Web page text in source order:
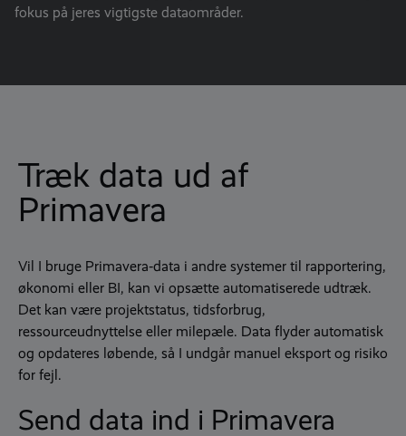
fokus på jeres vigtigste dataområder.
Træk data ud af
Primavera
Vil I bruge Primavera‑data i andre systemer til rapportering,
økonomi eller BI, kan vi opsætte automatiserede udtræk.
Det kan være projektstatus, tidsforbrug,
ressourceudnyttelse eller milepæle. Data flyder automatisk
og opdateres løbende, så I undgår manuel eksport og risiko
for fejl.
Send data ind i Primavera